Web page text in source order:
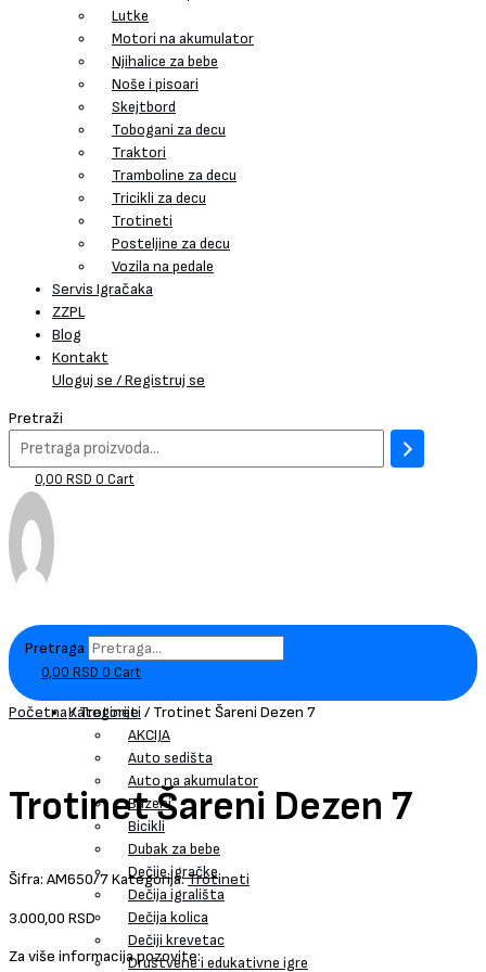
Lutke
Motori na akumulator
Njihalice za bebe
Noše i pisoari
Skejtbord
Tobogani za decu
Traktori
Tramboline za decu
Tricikli za decu
Trotineti
Posteljine za decu
Vozila na pedale
Servis Igračaka
ZZPL
Blog
Kontakt
Uloguj se / Registruj se
Pretraži
0,00 RSD 0 Cart
Pretraga
0,00 RSD 0 Cart
Kategorije
AKCIJA
Auto sedišta
Auto na akumulator
Bazeni
Bicikli
Dubak za bebe
Dečije igračke
Dečija igrališta
Dečija kolica
Dečiji krevetac
Društvene i edukativne igre
Početna/Trotineti / Trotinet Šareni Dezen 7
Trotinet Šareni Dezen 7
Šifra: AM650/7Kategorija:Trotineti
3.000,00 RSD
Za više informacija pozovite: